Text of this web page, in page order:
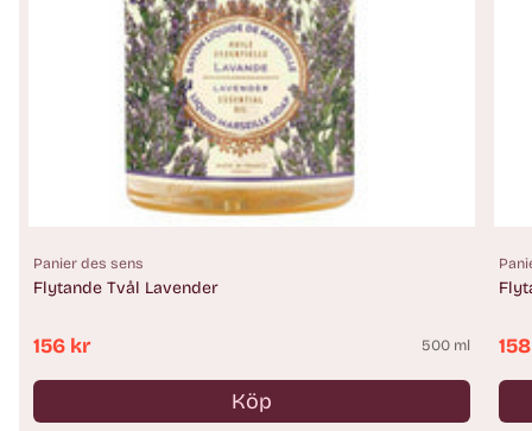
Panier des sens
Flytande Tvål Lavender
156 kr 500 ml
Köp
Antal